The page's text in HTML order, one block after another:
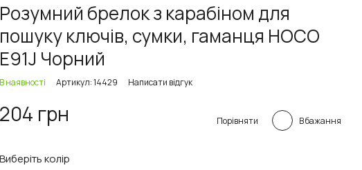
Розумний брелок з карабіном для
пошуку ключів, сумки, гаманця HOCO
E91J Чорний
В наявності Артикул: 14429 Написати відгук
204 грн Порівняти В бажання
Виберіть колір